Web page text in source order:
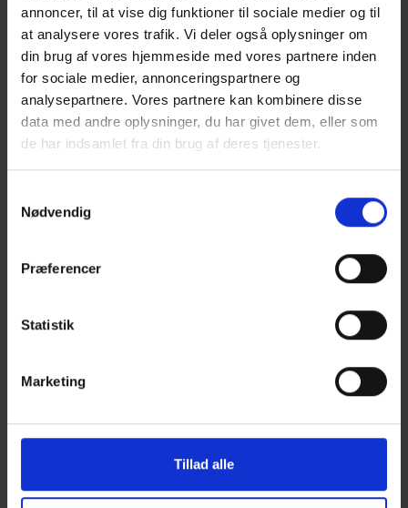
annoncer, til at vise dig funktioner til sociale medier og til
at analysere vores trafik. Vi deler også oplysninger om
din brug af vores hjemmeside med vores partnere inden
for sociale medier, annonceringspartnere og
analysepartnere. Vores partnere kan kombinere disse
data med andre oplysninger, du har givet dem, eller som
de har indsamlet fra din brug af deres tjenester.
Nødvendig
Præferencer
Statistik
Marketing
Tillad alle
TRÆ 71 Brandsikre bygningsdele
1. udg. november 2015 Udgået 2021, erstattet af TRÆ 78
(november 2021) Indeholder praktiske eksempler på